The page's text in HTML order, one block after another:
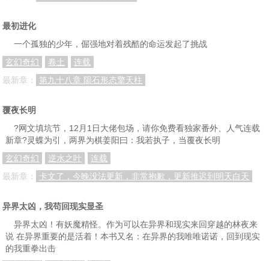
最初进化
一个孤独的少年，倔强地对着残酷的命运发起了挑战
玄幻奇幻
卷土
连载
最新章：
第九十八章 陨石形态擎天柱
覆夜长明
?网文填坑节，12月1日大佬包场，请你免费看独家番外、人气连载
新章?灵蝶为引，两界为棋姜阳曰：我若执子，当覆夜长明
玄幻奇幻
逆水之叶
连载
最新章：
卡文了，今晚没法更新，非常抱歉，更新推迟到明天白天
异界太凶，我苟回现实显圣
异界太凶！有妖魔精怪。作为可以在异界和现实来回穿越的林夜来
说 在异界重要的是活着！本书又名：在异界的我唯唯诺诺，回到现实
的我重拳出击